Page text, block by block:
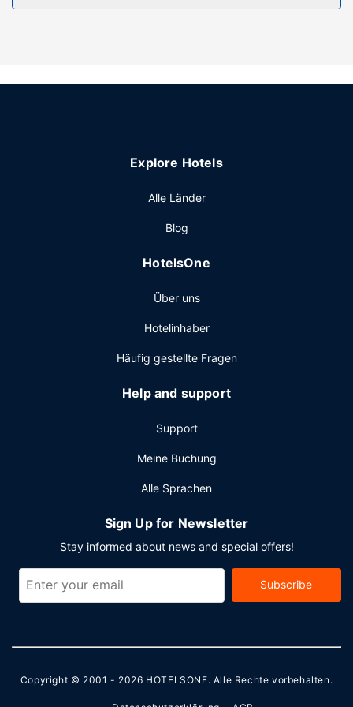
Genieße die den schönen Ausblick von folgenden Punkten:
Zum Angebot gehören kostenlose Zeitungen in der Lobby,
Ort gibt es Folgendes: begrenzte Parkplätze.
Explore Hotels
Alle Länder
Blog
HotelsOne
Über uns
Hotelinhaber
Häufig gestellte Fragen
Help and support
Support
Meine Buchung
Alle Sprachen
Sign Up for Newsletter
Stay informed about news and special offers!
Subscribe
Copyright © 2001 - 2026 HOTELSONE. Alle Rechte vorbehalten.